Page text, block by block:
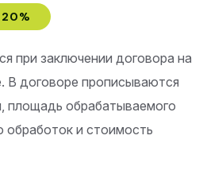
при заключении договора на
В договоре прописываются
площадь обрабатываемого
обработок и стоимость